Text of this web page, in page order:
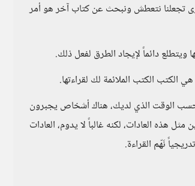
تجعلنا نتعطش ونبحث عن كتاب آخر هو أمر
دائماً لإيجاد الطرق لفعل ذلك.
الكتب الملائمة لك لقراءتها.
حسب الوقت الذي لديك، هناك أشخاص يجبرون
هذه العادات، لكنه غالباً لا يدوم، العادات
نَهّم القراءة.